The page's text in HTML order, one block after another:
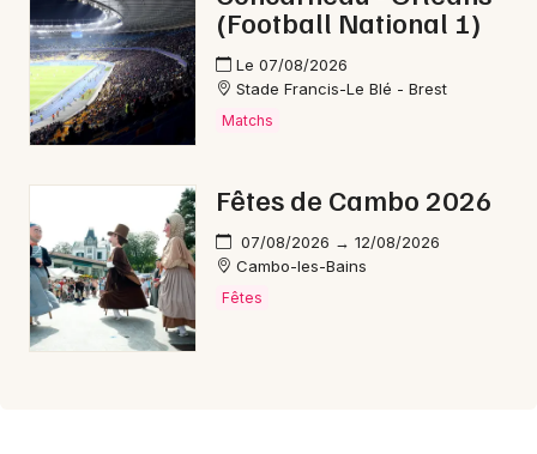
(Football National 1)
Le 07/08/2026
Stade Francis-Le Blé - Brest
Matchs
Fêtes de Cambo 2026
07/08/2026 → 12/08/2026
Cambo-les-Bains
Fêtes